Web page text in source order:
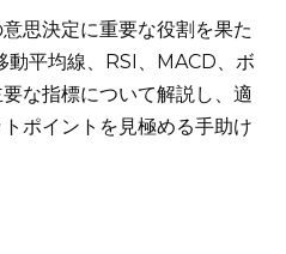
思決定に重要な役割を果た
平均線、RSI、MACD、ボ
な指標について解説し、適
ポイントを見極める手助け